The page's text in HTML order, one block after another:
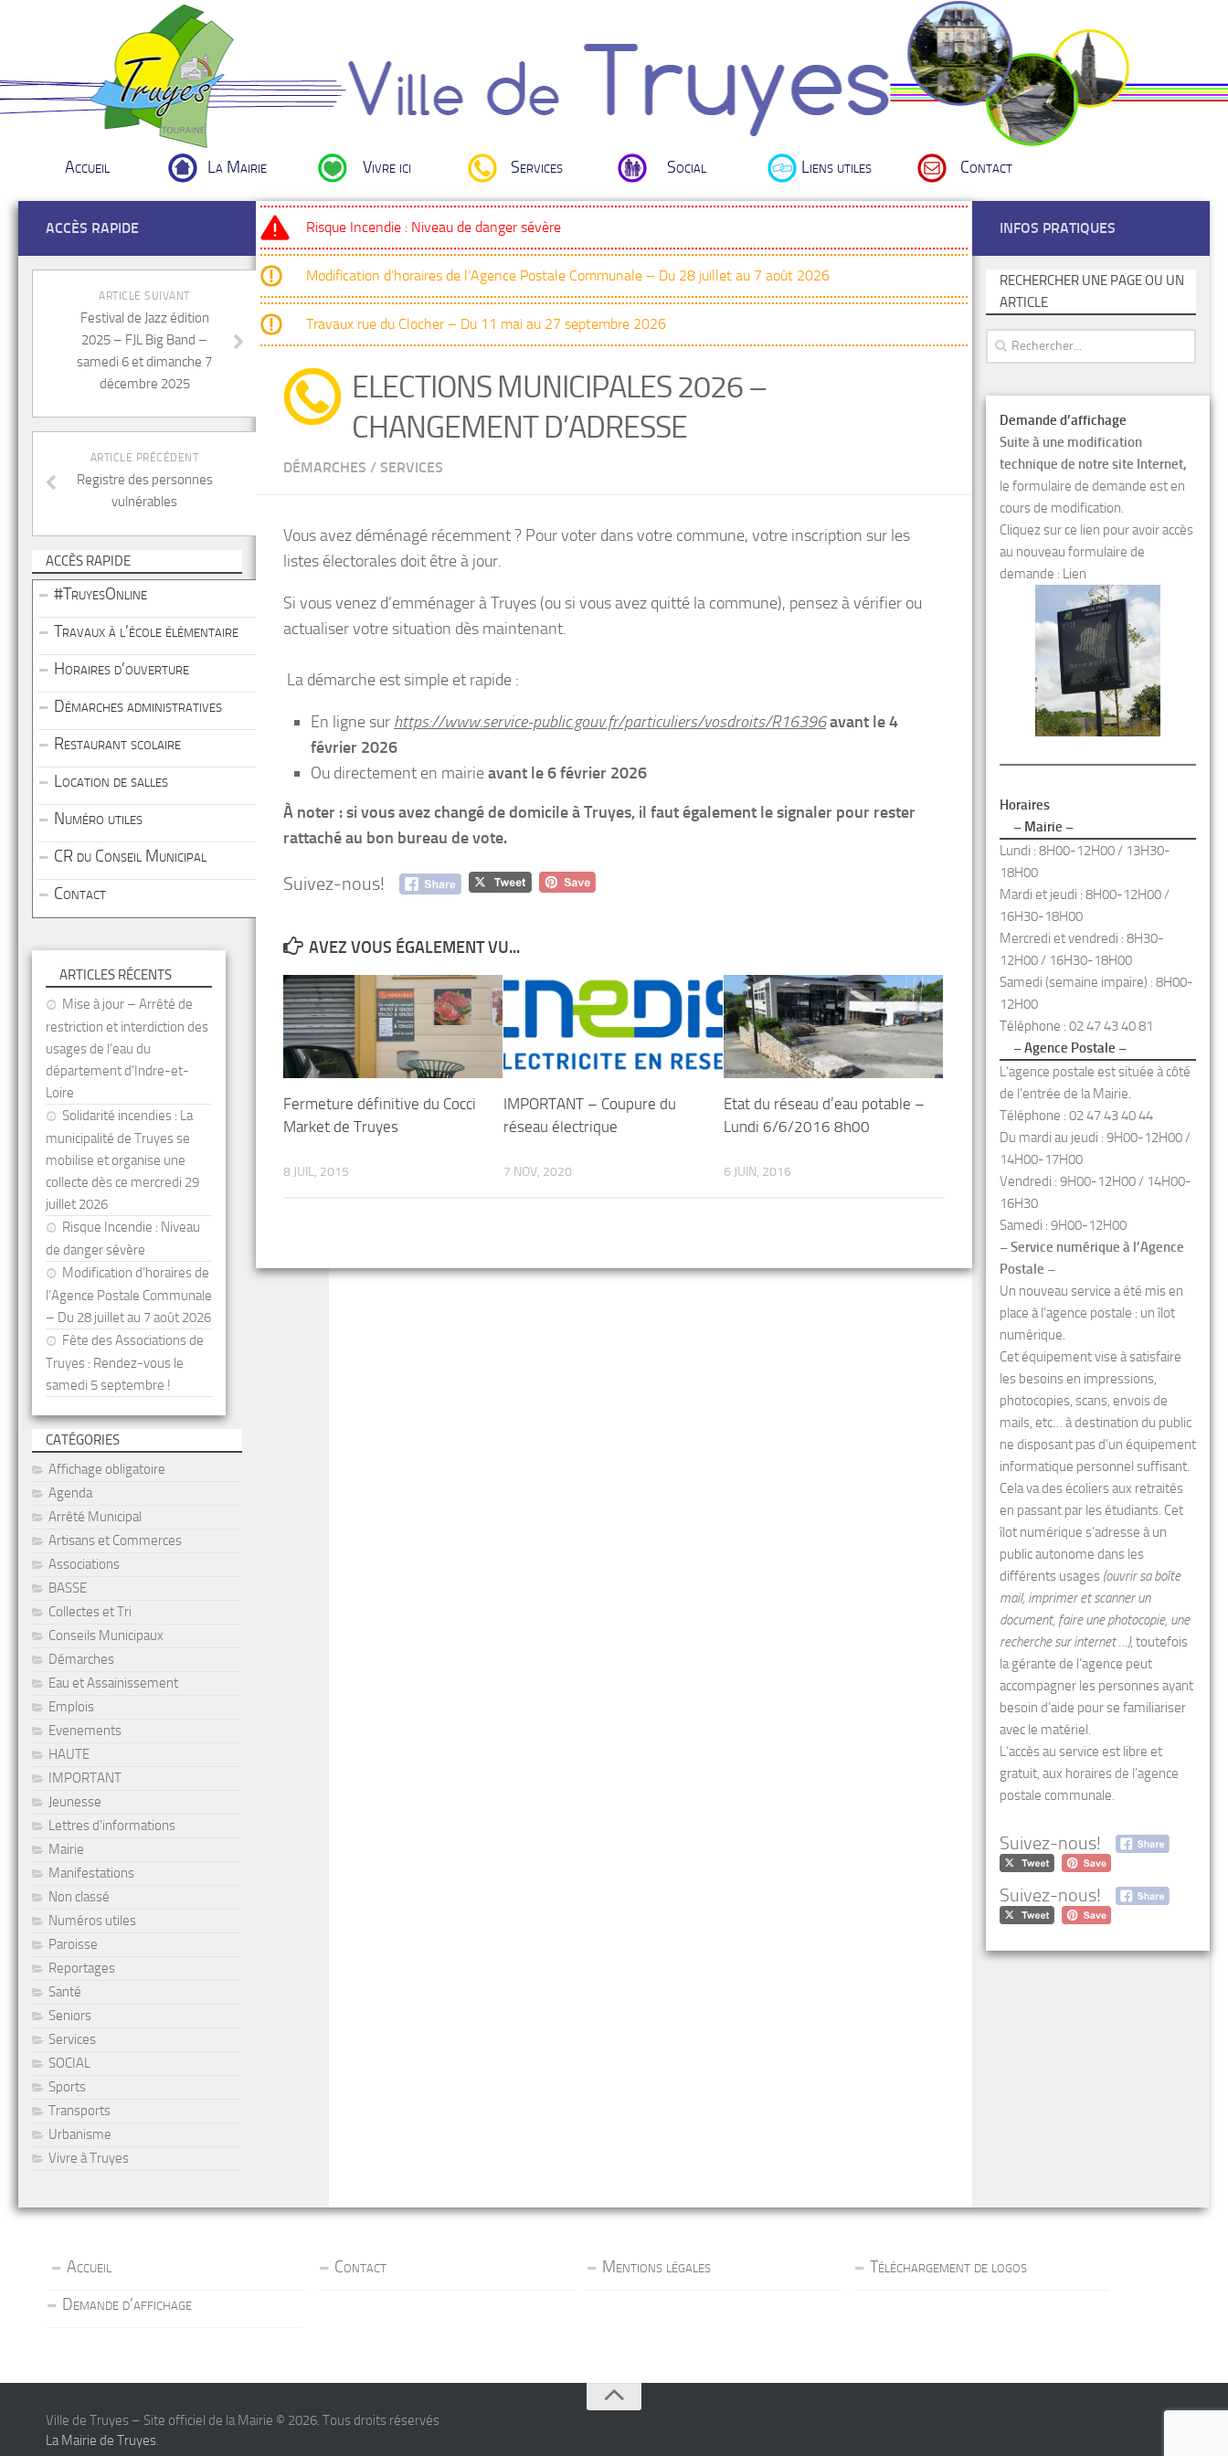
Accueil La Mairie Vivre ici Services Social Liens utiles Contact
Risque Incendie : Niveau de danger sévère
Modification d’horaires de l’Agence Postale Communale – Du 28 juillet au 7 août 2026
Travaux rue du Clocher – Du 11 mai au 27 septembre 2026
ELECTIONS MUNICIPALES 2026 –
CHANGEMENT D’ADRESSE
DÉMARCHES / SERVICES
Vous avez déménagé récemment ? Pour voter dans votre commune, votre inscription sur les
listes électorales doit être à jour.
Si vous venez d’emménager à Truyes (ou si vous avez quitté la commune), pensez à vérifier ou
actualiser votre situation dès maintenant.
La démarche est simple et rapide :
En ligne sur https://www.service-public.gouv.fr/particuliers/vosdroits/R16396avant le 4
février 2026
Ou directement en mairieavant le 6 février 2026
À noter : si vous avez changé de domicile à Truyes, il faut également le signaler pour rester
rattaché au bon bureau de vote.
Suivez-nous!
AVEZ VOUS ÉGALEMENT VU...
Fermeture définitive du Cocci
Market de Truyes
8 JUIL, 2015
IMPORTANT – Coupure du
réseau électrique
7 NOV, 2020
Etat du réseau d’eau potable –
Lundi 6/6/2016 8h00
6 JUIN, 2016
ACCÈS RAPIDE
ARTICLE SUIVANT
Festival de Jazz édition
2025 – FJL Big Band –
samedi 6 et dimanche 7
décembre 2025
ARTICLE PRÉCÉDENT
Registre des personnes
vulnérables
ACCÈS RAPIDE
#TruyesOnline
Travaux à l’école élémentaire
Horaires d’ouverture
Démarches administratives
Restaurant scolaire
Location de salles
Numéro utiles
CR du Conseil Municipal
Contact
ARTICLES RÉCENTS
Mise à jour – Arrêté de
restriction et interdiction des
usages de l’eau du
département d’Indre-et-
Loire
Solidarité incendies : La
municipalité de Truyes se
mobilise et organise une
collecte dès ce mercredi 29
juillet 2026
Risque Incendie : Niveau
de danger sévère
Modification d’horaires de
l’Agence Postale Communale
– Du 28 juillet au 7 août 2026
Fête des Associations de
Truyes : Rendez-vous le
samedi 5 septembre !
CATÉGORIES
Affichage obligatoire
Agenda
Arrêté Municipal
Artisans et Commerces
Associations
BASSE
Collectes et Tri
Conseils Municipaux
Démarches
Eau et Assainissement
Emplois
Evenements
HAUTE
IMPORTANT
Jeunesse
Lettres d'informations
Mairie
Manifestations
Non classé
Numéros utiles
Paroisse
Reportages
Santé
Seniors
Services
SOCIAL
Sports
Transports
Urbanisme
Vivre à Truyes
INFOS PRATIQUES
RECHERCHER UNE PAGE OU UN
ARTICLE
Demande d’affichage
Suite à une modification
technique de notre site Internet,
le formulaire de demande est en
cours de modification.
Cliquez sur ce lien pour avoir accès
au nouveau formulaire de
demande : Lien
Horaires
– Mairie –
Lundi : 8H00-12H00 / 13H30-
18H00
Mardi et jeudi : 8H00-12H00 /
16H30-18H00
Mercredi et vendredi : 8H30-
12H00 / 16H30-18H00
Samedi (semaine impaire) : 8H00-
12H00
Téléphone : 02 47 43 40 81
– Agence Postale –
L’agence postale est située à côté
de l’entrée de la Mairie.
Téléphone : 02 47 43 40 44
Du mardi au jeudi : 9H00-12H00 /
14H00-17H00
Vendredi : 9H00-12H00 / 14H00-
16H30
Samedi : 9H00-12H00
– Service numérique à l’Agence
Postale –
Un nouveau service a été mis en
place à l’agence postale : un îlot
numérique.
Cet équipement vise à satisfaire
les besoins en impressions,
photocopies, scans, envois de
mails, etc… à destination du public
ne disposant pas d’un équipement
informatique personnel suffisant.
Cela va des écoliers aux retraités
en passant par les étudiants. Cet
îlot numérique s’adresse à un
public autonome dans les
différents usages (ouvrir sa boîte
mail, imprimer et scanner un
document, faire une photocopie, une
recherche sur internet …), toutefois
la gérante de l’agence peut
accompagner les personnes ayant
besoin d’aide pour se familiariser
avec le matériel.
L’accès au service est libre et
gratuit, aux horaires de l’agence
postale communale.
Suivez-nous!
Suivez-nous!
Accueil Contact Mentions légales
Téléchargement de logos
Demande d’affichage
Ville de Truyes – Site officiel de la Mairie © 2026. Tous droits réservés
La Mairie de Truyes.